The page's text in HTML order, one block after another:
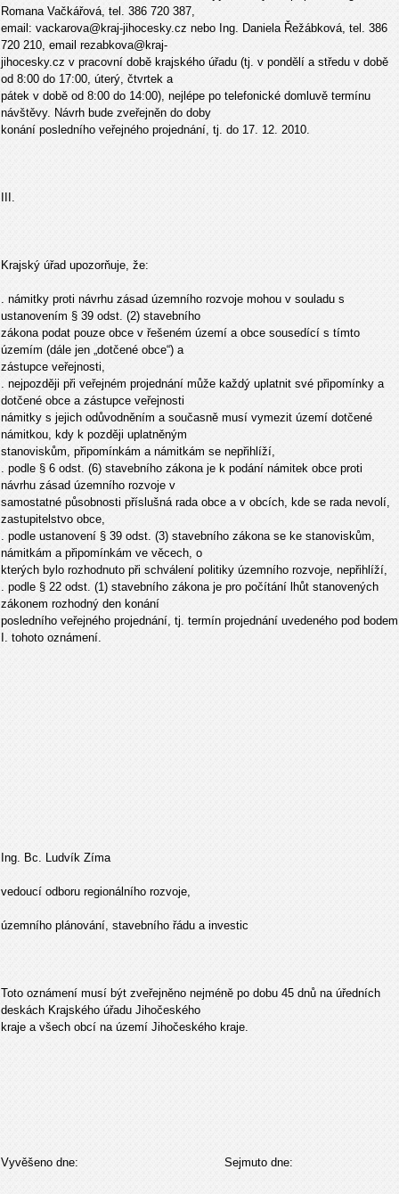
Romana Vačkářová, tel. 386 720 387,
email: vackarova@kraj-jihocesky.cz nebo Ing. Daniela Řežábková, tel. 386
720 210, email rezabkova@kraj-
jihocesky.cz v pracovní době krajského úřadu (tj. v pondělí a středu v době
od 8:00 do 17:00, úterý, čtvrtek a
pátek v době od 8:00 do 14:00), nejlépe po telefonické domluvě termínu
návštěvy. Návrh bude zveřejněn do doby
konání posledního veřejného projednání, tj. do 17. 12. 2010.
III.
Krajský úřad upozorňuje, že:
. námitky proti návrhu zásad územního rozvoje mohou v souladu s
ustanovením § 39 odst. (2) stavebního
zákona podat pouze obce v řešeném území a obce sousedící s tímto
územím (dále jen „dotčené obce“) a
zástupce veřejnosti,
. nejpozději při veřejném projednání může každý uplatnit své připomínky a
dotčené obce a zástupce veřejnosti
námitky s jejich odůvodněním a současně musí vymezit území dotčené
námitkou, kdy k později uplatněným
stanoviskům, připomínkám a námitkám se nepřihlíží,
. podle § 6 odst. (6) stavebního zákona je k podání námitek obce proti
návrhu zásad územního rozvoje v
samostatné působnosti příslušná rada obce a v obcích, kde se rada nevolí,
zastupitelstvo obce,
. podle ustanovení § 39 odst. (3) stavebního zákona se ke stanoviskům,
námitkám a připomínkám ve věcech, o
kterých bylo rozhodnuto při schválení politiky územního rozvoje, nepřihlíží,
. podle § 22 odst. (1) stavebního zákona je pro počítání lhůt stanovených
zákonem rozhodný den konání
posledního veřejného projednání, tj. termín projednání uvedeného pod bodem
I. tohoto oznámení.
Ing. Bc. Ludvík Zíma
vedoucí odboru regionálního rozvoje,
územního plánování, stavebního řádu a investic
Toto oznámení musí být zveřejněno nejméně po dobu 45 dnů na úředních
deskách Krajského úřadu Jihočeského
kraje a všech obcí na území Jihočeského kraje.
Vyvěšeno dne: Sejmuto dne: